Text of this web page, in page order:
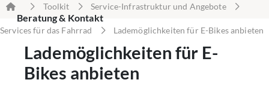
Beratung & Kontakt
Toolkit Service-Infrastruktur und Angebote
Services für das Fahrrad Lademöglichkeiten für E-Bikes anbieten
Lademöglichkeiten für E-
Bikes anbieten